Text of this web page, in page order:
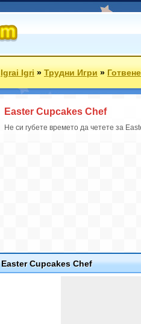
Igrai Igri»Трудни Игри»Готвене
Easter Cupcakes Chef
Не си губете времето да четете за
Easter Cupcakes Chef